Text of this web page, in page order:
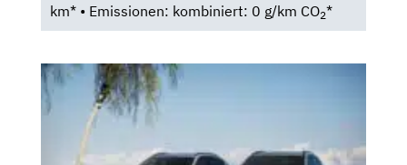
km* • Emissionen: kombiniert: 0 g/km CO2*